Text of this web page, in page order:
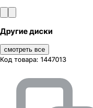
Другие диски
смотреть все
Код товара: 1447013